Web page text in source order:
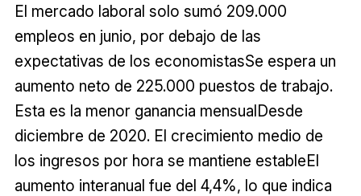
El mercado laboral solo sumó 209.000
empleos en junio, por debajo de las
expectativas de los economistasSe espera un
aumento neto de 225.000 puestos de trabajo.
Esta es la menor ganancia mensualDesde
diciembre de 2020. El crecimiento medio de
los ingresos por hora se mantiene estableEl
aumento interanual fue del 4,4%, lo que indica